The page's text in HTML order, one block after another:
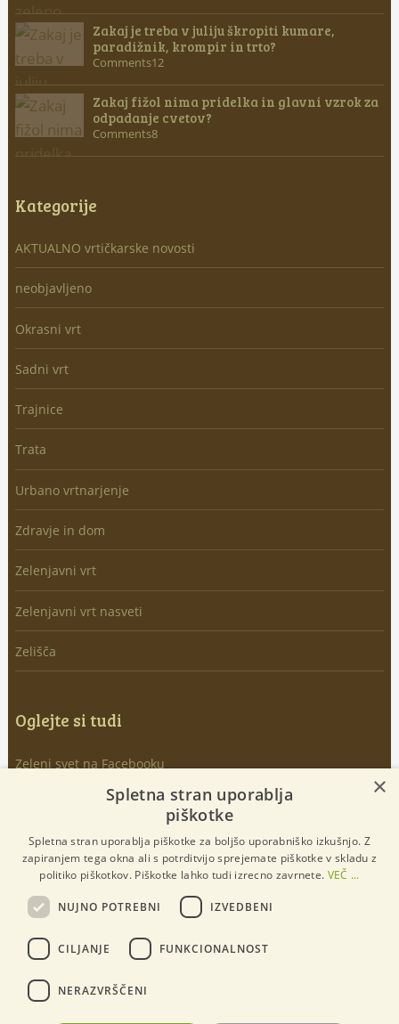
Zakaj je treba v juliju škropiti kumare,
paradižnik, krompir in trto?
Comments12
Zakaj fižol nima pridelka in glavni vzrok za
odpadanje cvetov?
Comments8
Kategorije
AKTUALNO vrtičkarske novosti
neobjavljeno
Okrasni vrt
Sadni vrt
Trajnice
Trata
Urbano vrtnarjenje
Zdravje in dom
Zelenjavni vrt
Zelenjavni vrt nasveti
Zelišča
Oglejte si tudi
Zeleni svet na Facebooku
Youtube kanal – naročite se
Instagram objave
×
Spletna stran uporablja
piškotke
Spletna stran uporablja piškotke za boljšo uporabniško izkušnjo. Z
zapiranjem tega okna ali s potrditvijo sprejemate piškotke v skladu z
politiko piškotkov. Piškotke lahko tudi izrecno zavrnete. VEČ ...
NUJNO POTREBNI IZVEDBENI
CILJANJE FUNKCIONALNOST
NERAZVRŠČENI